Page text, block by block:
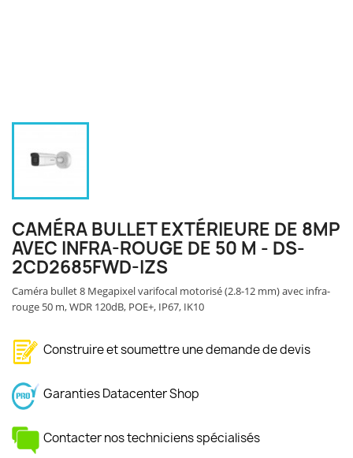
CAMÉRA BULLET EXTÉRIEURE DE 8MP
AVEC INFRA-ROUGE DE 50 M - DS-
2CD2685FWD-IZS
Caméra bullet 8 Megapixel varifocal motorisé (2.8-12 mm) avec infra-
rouge 50 m, WDR 120dB, POE+, IP67, IK10
Construire et soumettre une demande de devis
Garanties Datacenter Shop
Contacter nos techniciens spécialisés